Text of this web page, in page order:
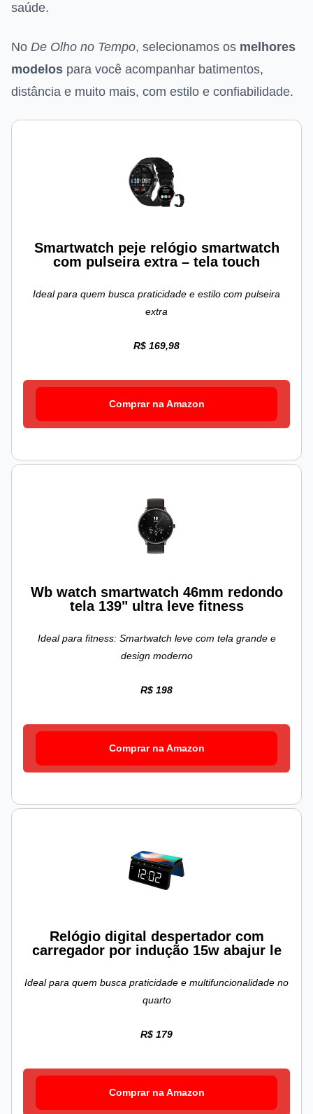
saúde.
No De Olho no Tempo, selecionamos os melhores
modelos para você acompanhar batimentos,
distância e muito mais, com estilo e confiabilidade.
Smartwatch peje relógio smartwatch
com pulseira extra – tela touch
Ideal para quem busca praticidade e estilo com pulseira
extra
R$ 169,98
Comprar na Amazon
Wb watch smartwatch 46mm redondo
tela 139" ultra leve fitness
Ideal para fitness: Smartwatch leve com tela grande e
design moderno
R$ 198
Comprar na Amazon
Relógio digital despertador com
carregador por indução 15w abajur le
Ideal para quem busca praticidade e multifuncionalidade no
quarto
R$ 179
Comprar na Amazon